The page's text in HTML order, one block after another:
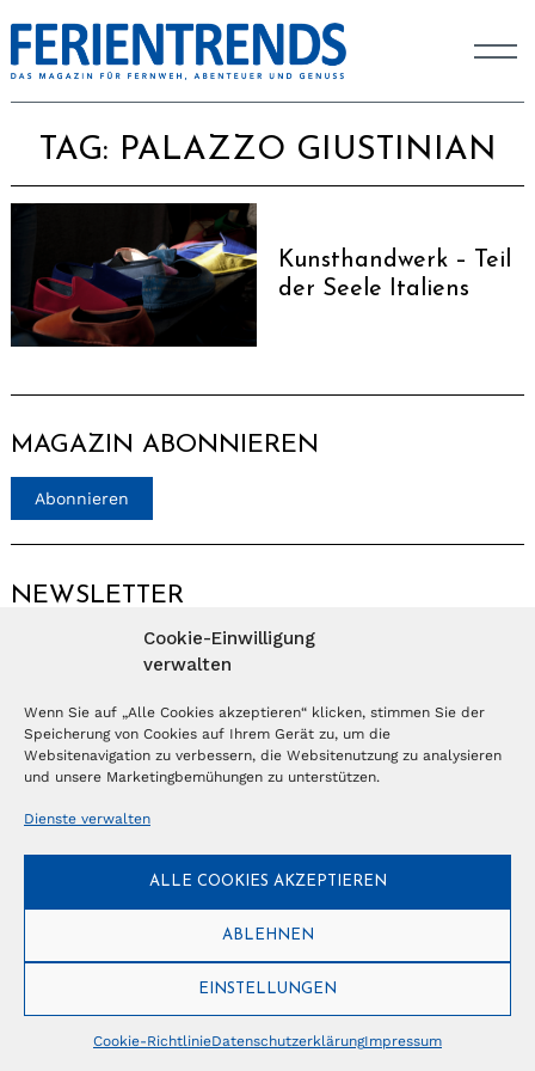
Cookie-Einwilligung
verwalten
Wenn Sie auf „Alle Cookies akzeptieren“ klicken, stimmen Sie der
Speicherung von Cookies auf Ihrem Gerät zu, um die
Websitenavigation zu verbessern, die Websitenutzung zu analysieren
und unsere Marketingbemühungen zu unterstützen.
Dienste verwalten
ALLE COOKIES AKZEPTIEREN
ABLEHNEN
EINSTELLUNGEN
Cookie-RichtlinieDatenschutzerklärungImpressum
TAG: PALAZZO GIUSTINIAN
Kunsthandwerk – Teil
der Seele Italiens
MAGAZIN ABONNIEREN
Abonnieren
NEWSLETTER
© Copyright 2026 – Ferientrends // info@tlvg.ch// +41 31 300 30 85 //
Tourismus Lifestyle Verlag GmbH // Frohbergweg 1 - CH-3012 Bern //
Datenschutzerklärung//Impressum